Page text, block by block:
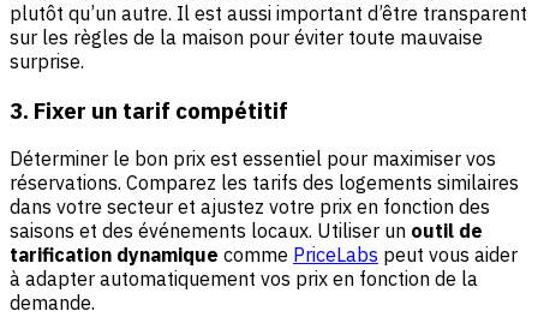
plutôt qu’un autre. Il est aussi important d’être transparent
sur les règles de la maison pour éviter toute mauvaise
surprise.
3. Fixer un tarif compétitif
Déterminer le bon prix est essentiel pour maximiser vos
réservations. Comparez les tarifs des logements similaires
dans votre secteur et ajustez votre prix en fonction des
saisons et des événements locaux. Utiliser un outil de
tarification dynamique comme PriceLabs peut vous aider
à adapter automatiquement vos prix en fonction de la
demande.